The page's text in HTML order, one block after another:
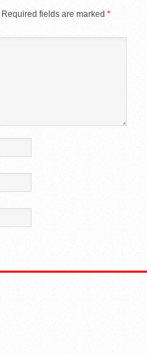
Required fields are marked *